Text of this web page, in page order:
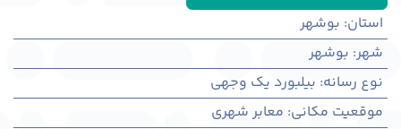
استان: بوشهر
شهر: بوشهر
نوع رسانه: بیلبورد یک وجهی
موقعیت مکانی: معابر شهری